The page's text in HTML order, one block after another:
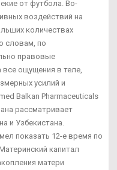
от футбола. Во-
воздействий на
количествах
словам, по
правовые
ощущения в теле,
усилий и
Balkan Pharmaceuticals
рассматривает
и Узбекистана.
показать 12-е время по
капитал
матери